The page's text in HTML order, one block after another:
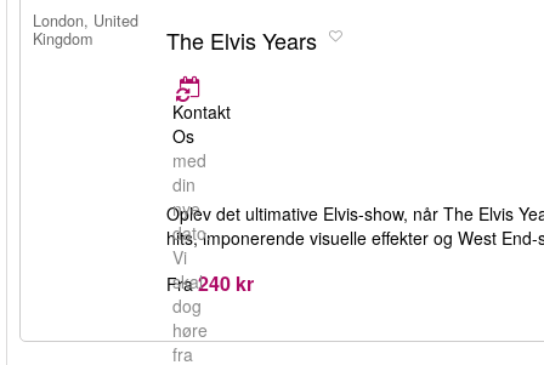
London, United
Kingdom
The Elvis Years
Kontakt
Os
med
din
nye
dato.
Vi
skal
dog
høre
fra
Oplev det ultimative Elvis-show, når The Elvis
hits, imponerende visuelle effekter og West
Fra 240 kr